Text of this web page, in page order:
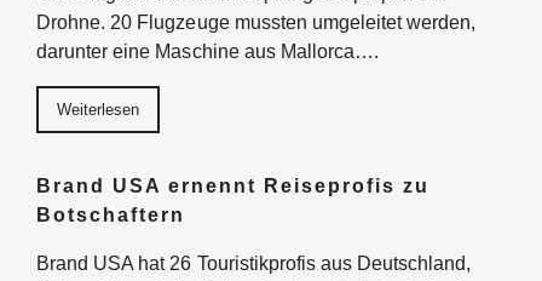
Drohne. 20 Flugzeuge mussten umgeleitet werden,
darunter eine Maschine aus Mallorca….
Weiterlesen
Brand USA ernennt Reiseprofis zu
Botschaftern
Brand USA hat 26 Touristikprofis aus Deutschland,